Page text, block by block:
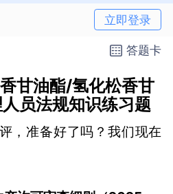
立即登录
答题卡
甘油酯/氢化松香甘
员法规知识练习题
，准备好了吗？我们现在